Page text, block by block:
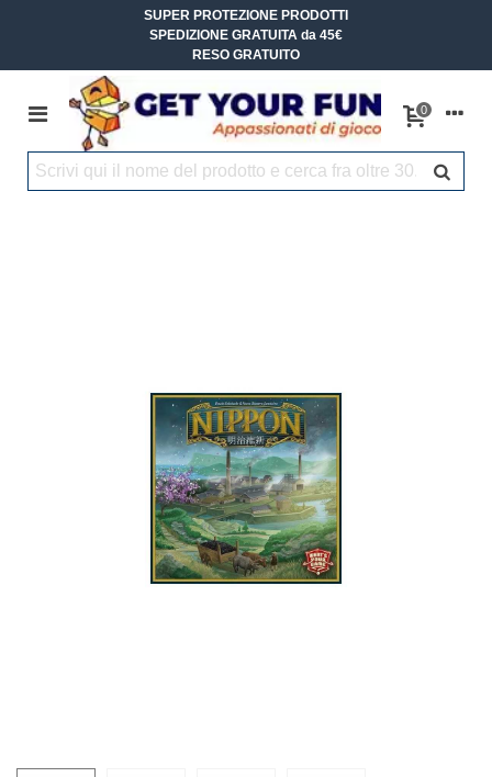
SUPER PROTEZIONE PRODOTTI
SPEDIZIONE GRATUITA da 45€
RESO GRATUITO
0